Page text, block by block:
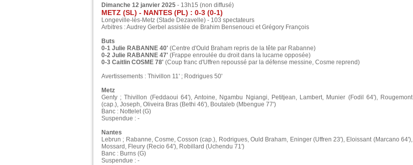
Dimanche 12 janvier 2025 - 13h15 (non diffusé)
METZ (SL) - NANTES (PL) : 0-3 (0-1)
Longeville-lès-Metz (Stade Dezavelle) - 103 spectateurs
Arbitres : Audrey Gerbel assistée de Brahim Bensenouci et Grégory François
Buts
0-1 Julie RABANNE 40' (Centre d'Ould Braham repris de la tête par Rabanne)
0-2 Julie RABANNE 47' (Frappe enroulée du droit dans la lucarne opposée)
0-3 Caitlin COSME 78' (Coup franc d'Uffren repoussé par la défense messine, Cosme reprend)
Avertissements : Thivillon 11' ; Rodrigues 50'
Metz
Genty ; Thivillon (Feddaoui 64'), Antoine, Ngambu Ngiangi, Petitjean, Lambert, Munier (Fodil 64'), Rougemont
(cap.), Joseph, Oliveira Bras (Bethi 46'), Boutaleb (Mbengue 77')
Banc : Nottelet (G)
Suspendue : -
Nantes
Lebrun ; Rabanne, Cosme, Cosson (cap.), Rodrigues, Ould Braham, Eninger (Uffren 23'), Eloissant (Marcano 64'),
Mossard, Fleury (Recio 64'), Robillard (Uchendu 71')
Banc : Burns (G)
Suspendue : -